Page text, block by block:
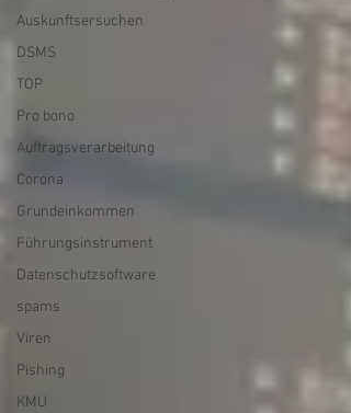
Auskunftsersuchen
DSMS
TOP
Pro bono
Auftragsverarbeitung
Corona
Grundeinkommen
Führungsinstrument
Datenschutzsoftware
spams
Viren
Pishing
KMU